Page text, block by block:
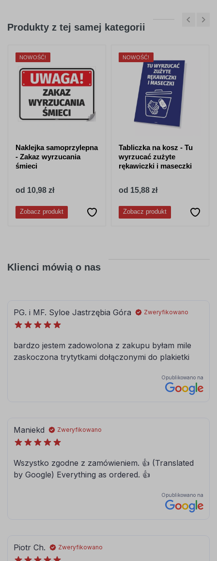
Produkty z tej samej kategorii
NOWOŚĆ!
Naklejka samoprzylepna
- Zakaz wyrzucania
śmieci
od 10,98 zł
Zobacz produkt
NOWOŚĆ!
Tabliczka na kosz - Tu
wyrzucać zużyte
rękawiczki i maseczki
od 15,88 zł
Zobacz produkt
Klienci mówią o nas